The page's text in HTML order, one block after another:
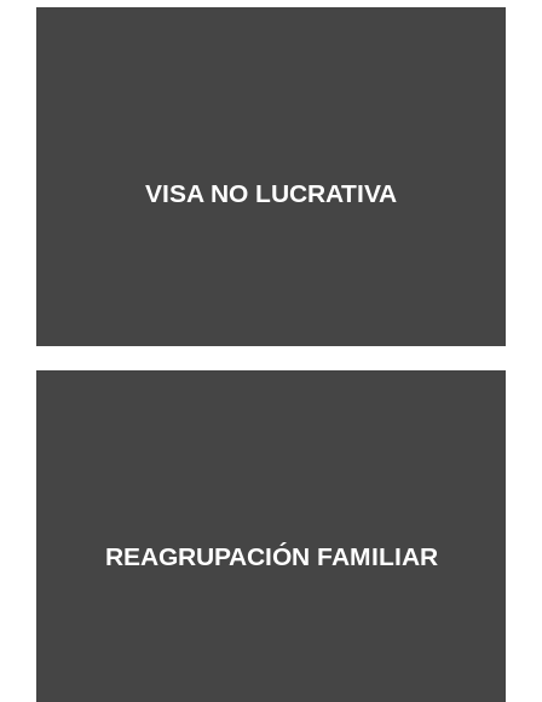
VISA NO LUCRATIVA
+Info
REAGRUPACIÓN FAMILIAR
+Info